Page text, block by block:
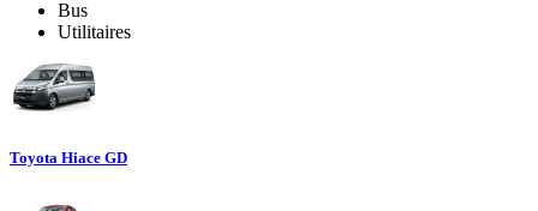
Bus
Utilitaires
Toyota Hiace GD